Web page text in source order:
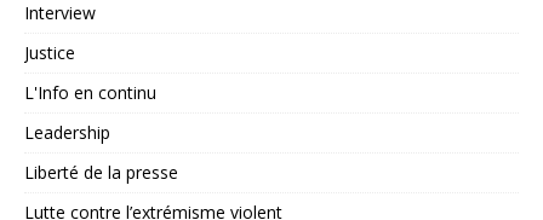
Interview
Justice
L'Info en continu
Leadership
Liberté de la presse
Lutte contre l’extrémisme violent